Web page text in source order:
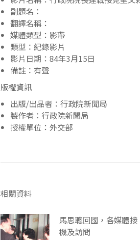
副題名：
翻譯名稱：
媒體類型：影帶
類型：紀錄影片
影片日期：84年3月15日
備註：有聲
版權資訊
出版/出品者：行政院新聞局
製作者：行政院新聞局
授權單位：外交部
相關資料
馬思聰回國，各媒體接
機及訪問